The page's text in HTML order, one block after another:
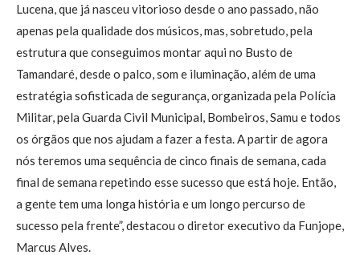
Lucena, que já nasceu vitorioso desde o ano passado, não
apenas pela qualidade dos músicos, mas, sobretudo, pela
estrutura que conseguimos montar aqui no Busto de
Tamandaré, desde o palco, som e iluminação, além de uma
estratégia sofisticada de segurança, organizada pela Polícia
Militar, pela Guarda Civil Municipal, Bombeiros, Samu e todos
os órgãos que nos ajudam a fazer a festa. A partir de agora
nós teremos uma sequência de cinco finais de semana, cada
final de semana repetindo esse sucesso que está hoje. Então,
a gente tem uma longa história e um longo percurso de
sucesso pela frente”, destacou o diretor executivo da Funjope,
Marcus Alves.